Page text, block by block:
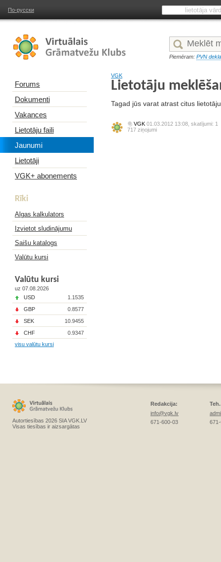
По-русски
Piemēram: PVN
Forums
Dokumenti
Vakances
Lietotāju faili
Jaunumi
Lietotāji
VGK+ abonements
Rīki
Algas kalkulators
Izvietot sludinājumu
Saišu katalogs
Valūtu kursi
Valūtu kursi
uz 07.08.2026
USD
1.1535
GBP
0.8577
SEK
10.9455
CHF
0.9347
visu valūtu kursi
VGK
Lietotāju
Tagad jūs varat atrast citus
VGK 01.03.2012 13:08, skatījumi: 1
717 ziņojumi
Autortiesības 2026 SIA VGK.LV
Visas tiesības ir aizsargātas
Redakcija:
info@vgk.lv
671-600-03